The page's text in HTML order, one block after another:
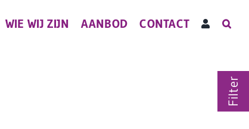
WIE WIJ ZIJN AANBOD CONTACT
Filter